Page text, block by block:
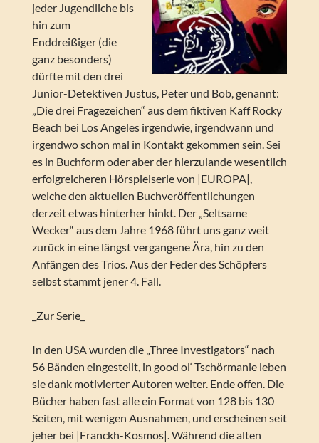
jeder Jugendliche bis
hin zum
Enddreißiger (die
ganz besonders)
dürfte mit den drei
Junior-Detektiven Justus, Peter und Bob, genannt:
„Die drei Fragezeichen“ aus dem fiktiven Kaff Rocky
Beach bei Los Angeles irgendwie, irgendwann und
irgendwo schon mal in Kontakt gekommen sein. Sei
es in Buchform oder aber der hierzulande wesentlich
erfolgreicheren Hörspielserie von |EUROPA|,
welche den aktuellen Buchveröffentlichungen
derzeit etwas hinterher hinkt. Der „Seltsame
Wecker“ aus dem Jahre 1968 führt uns ganz weit
zurück in eine längst vergangene Ära, hin zu den
Anfängen des Trios. Aus der Feder des Schöpfers
selbst stammt jener 4. Fall.
_Zur Serie_
In den USA wurden die „Three Investigators“ nach
56 Bänden eingestellt, in good ol‘ Tschörmanie leben
sie dank motivierter Autoren weiter. Ende offen. Die
Bücher haben fast alle ein Format von 128 bis 130
Seiten, mit wenigen Ausnahmen, und erscheinen seit
jeher bei |Franckh-Kosmos|. Während die alten